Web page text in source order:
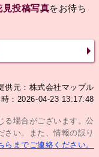
見投稿写真をお待ち
供元：株式会社マップル
：2026-04-23 13:17:48
る場合がございます。公
い。また、情報の誤り
らまでご連絡ください。